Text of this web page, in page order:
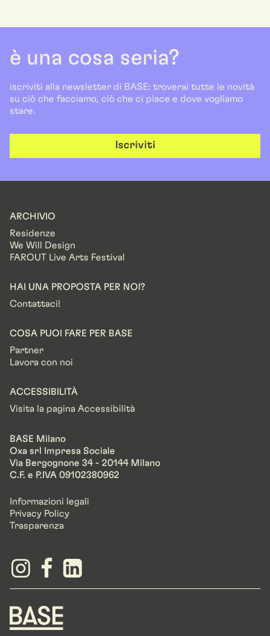
è una cosa seria?
iscriviti alla newsletter di BASE: troverai tutte le novità
su ciò che facciamo, ciò che ci piace e dove vogliamo
stare.
Iscriviti
ARCHIVIO
Residenze
We Will Design
FAROUT Live Arts Festival
HAI UNA PROPOSTA PER NOI?
Contattaci!
COSA PUOI FARE PER BASE
Partner
Lavora con noi
ACCESSIBILITÀ
Visita la pagina Accessibilità
BASE Milano
Oxa srl Impresa Sociale
Via Bergognone 34 - 20144 Milano
C.F. e P.IVA 09102380962
Informazioni legali
Privacy Policy
Trasparenza